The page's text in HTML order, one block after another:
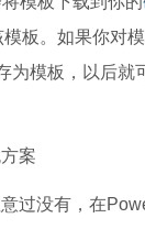
板。如果你对
为模板，以后
案
没有，在